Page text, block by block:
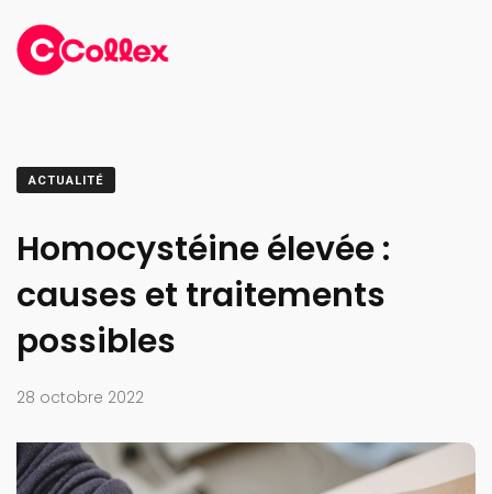
ACTUALITÉ
Homocystéine élevée :
causes et traitements
possibles
28 octobre 2022